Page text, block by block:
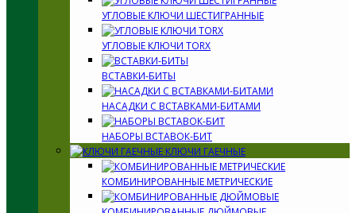
УГЛОВЫЕ КЛЮЧИ ШЕСТИГРАННЫЕ
УГЛОВЫЕ КЛЮЧИ TORX
ВСТАВКИ-БИТЫ
НАСАДКИ С ВСТАВКАМИ-БИТАМИ
НАБОРЫ ВСТАВОК-БИТ
КЛЮЧИ ГАЕЧНЫЕ
КОМБИНИРОВАННЫЕ МЕТРИЧЕСКИЕ